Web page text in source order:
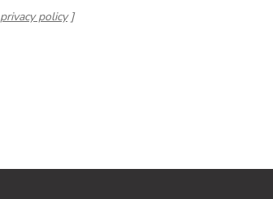
privacy policy]